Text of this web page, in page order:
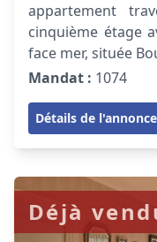
appartement
cinquième étage
face mer, située
Mandat : 1074
Détails de l'annonce
Déjà